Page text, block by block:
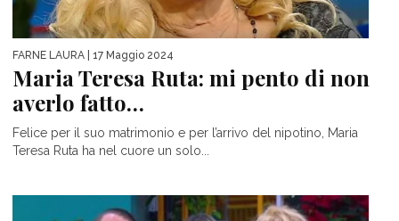
FARNE LAURA | 17 Maggio 2024
Maria Teresa Ruta: mi pento di non
averlo fatto…
Felice per il suo matrimonio e per l’arrivo del nipotino, Maria
Teresa Ruta ha nel cuore un solo...